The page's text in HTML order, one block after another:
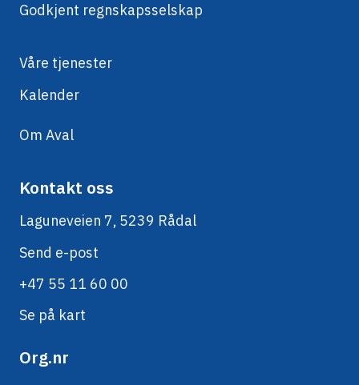
Godkjent regnskapsselskap
Våre tjenester
Kalender
Om Aval
Kontakt oss
Laguneveien 7, 5239 Rådal
Send e-post
+47 55 11 60 00
Se på kart
Org.nr